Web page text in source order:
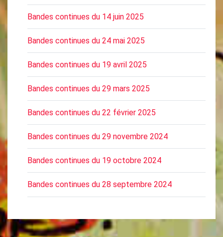
Bandes continues du 14 juin 2025
Bandes continues du 24 mai 2025
Bandes continues du 19 avril 2025
Bandes continues du 29 mars 2025
Bandes continues du 22 février 2025
Bandes continues du 29 novembre 2024
Bandes continues du 19 octobre 2024
Bandes continues du 28 septembre 2024